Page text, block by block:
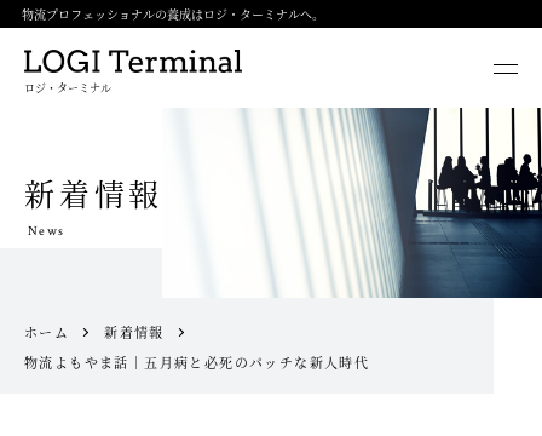
物流プロフェッショナルの養成はロジ・ターミナルへ。
ロジ・ターミナル
新着情報
News
ホーム
新着情報
物流よもやま話｜五月病と必死のパッチな新人時代